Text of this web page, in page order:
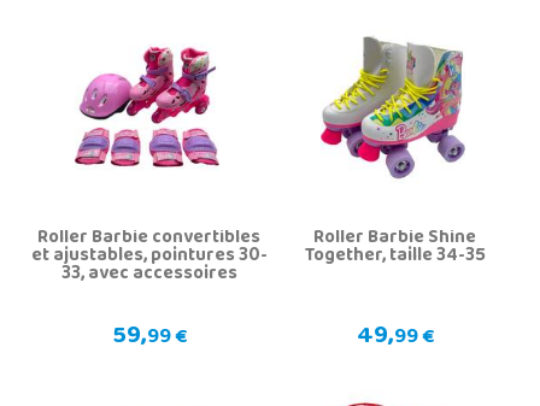
Roller Barbie convertibles
et ajustables, pointures 30-
33, avec accessoires
59,99 €
Roller Barbie Shine
Together, taille 34-35
49,99 €